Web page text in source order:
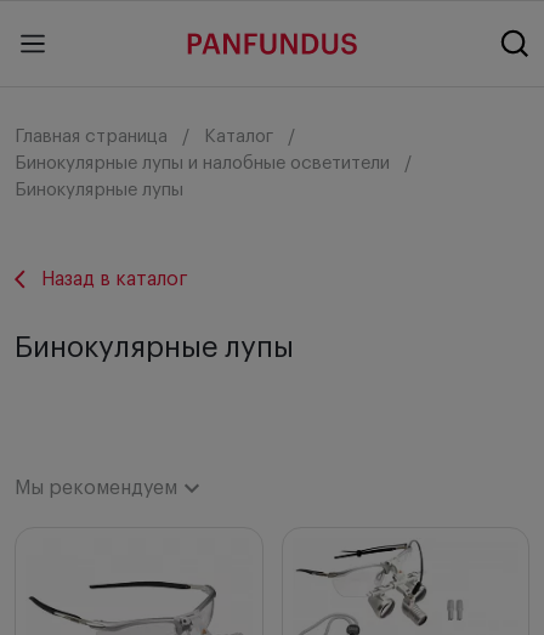
Главная страница
Каталог
Бинокулярные лупы и налобные осветители
Бинокулярные лупы
Назад в каталог
Бинокулярные лупы
Мы рекомендуем
Цена по возрастанию